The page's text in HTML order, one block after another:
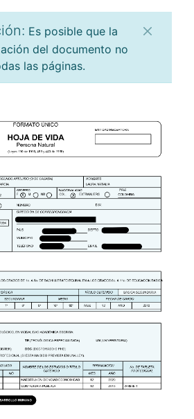
Es posible que la
del documento no
las páginas.